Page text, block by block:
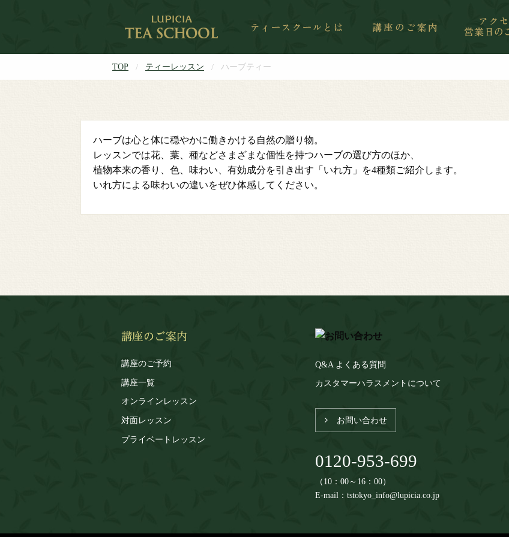
TOP ティーレッスン ハーブティー
ハーブは心と体に穏やかに働きかける自然の贈り物。
レッスンでは花、葉、種などさまざまな個性を持つハーブの選び方のほか、
植物本来の香り、色、味わい、有効成分を引き出す「いれ方」を4種類ご紹介します。
いれ方による味わいの違いをぜひ体感してください。
講座のご予約
講座一覧
オンラインレッスン
対面レッスン
プライベートレッスン
Q&A よくある質問
カスタマーハラスメントについて
お問い合わせ
0120-953-699
（10：00～16：00）
E-mail：tstokyo_info@lupicia.co.jp